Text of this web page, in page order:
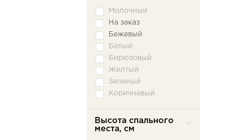
Молочный
На заказ
Бежевый
Белый
Бирюзовый
Желтый
Зеленый
Коричневый
Розовый
Высота спального
места, см